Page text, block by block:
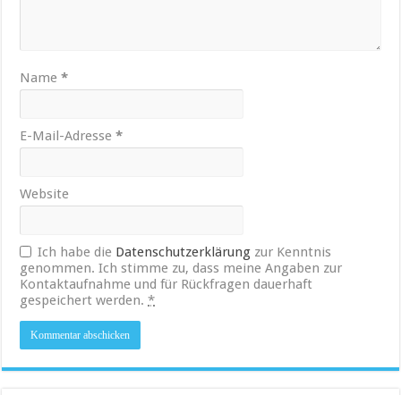
Name*
E-Mail-Adresse*
Website
Ich habe die Datenschutzerklärung zur Kenntnis
genommen. Ich stimme zu, dass meine Angaben zur
Kontaktaufnahme und für Rückfragen dauerhaft
gespeichert werden.*